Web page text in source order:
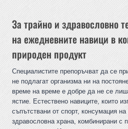
За трайно и здравословно
на ежедневните навици в
природен продукт
Специалистите препоръчват да се
не подлагат организма ни на
време на време е добре да не се
ястие. Естествено навиците, които
съпътствани от спорт, консумация
здравословна храна, комбинирани с